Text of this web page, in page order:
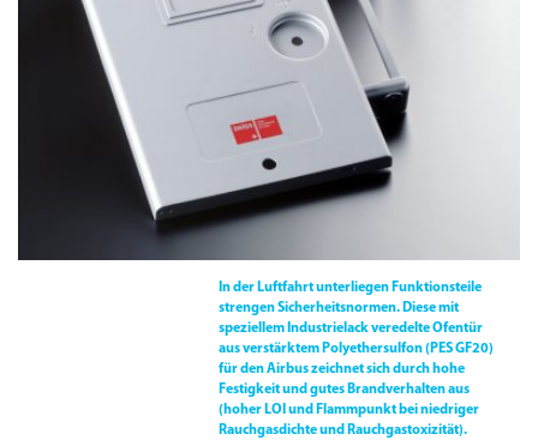
In der Luftfahrt unterliegen Funktionsteile
strengen Sicherheitsnormen. Diese mit
speziellem Industrielack veredelte Ofentür
aus verstärktem Polyethersulfon( PES GF20)
für den Airbus zeichnet sich durch hohe
Festigkeit und gutes Brandverhalten aus
(hoher LOI und Flammpunkt bei niedriger
Rauchgasdichte und Rauchgastoxizität).